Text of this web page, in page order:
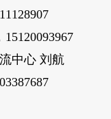
中心 刘航